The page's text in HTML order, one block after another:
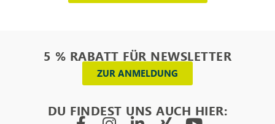
5 % RABATT FÜR NEWSLETTER
ZUR ANMELDUNG
DU FINDEST UNS AUCH HIER: